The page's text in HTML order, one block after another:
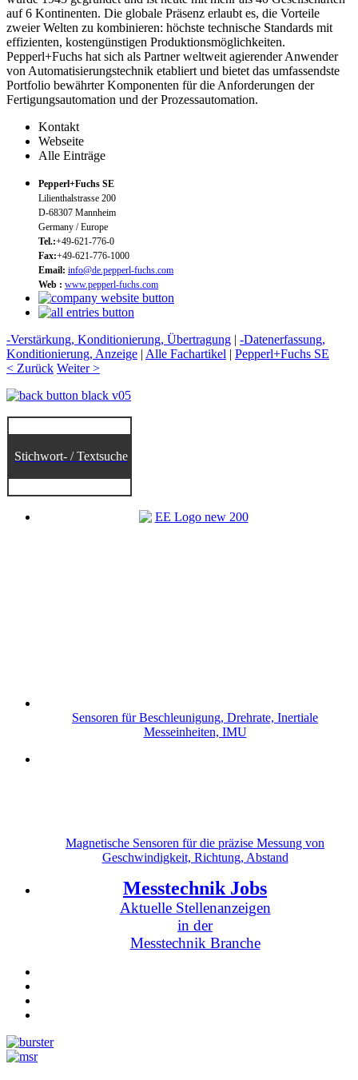
auf 6 Kontinenten. Die globale Präsenz erlaubt es, die Vorteile
zweier Welten zu kombinieren: höchste technische Standards mit
effizienten, kostengünstigen Produktionsmöglichkeiten.
Pepperl+Fuchs hat sich als Partner weltweit agierender Anwender
von Automatisierungstechnik etabliert und bietet das umfassendste
Portfolio bewährter Komponenten für die Anforderungen der
Fertigungsautomation und der Prozessautomation.
Kontakt
Webseite
Alle Einträge
Pepperl+Fuchs SE
Lilienthalstrasse 200
D-68307 Mannheim
Germany / Europe
Tel.:+49-621-776-0
Fax:+49-621-776-1000
Email: info@de.pepperl-fuchs.com
Web : www.pepperl-fuchs.com
-Verstärkung, Konditionierung, Übertragung | -Datenerfassung,
Konditionierung, Anzeige | Alle Fachartikel | Pepperl+Fuchs SE
< Zurück Weiter >
Stichwort- / Textsuche
Sensoren für Beschleunigung, Drehrate, Inertiale
Messeinheiten, IMU
Magnetische Sensoren für die präzise Messung von
Geschwindigkeit, Richtung, Abstand
Messtechnik Jobs
Aktuelle Stellenanzeigen
in der
Messtechnik Branche